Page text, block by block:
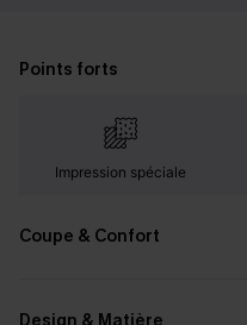
Points forts
Impression spéciale
Coupe & Confort